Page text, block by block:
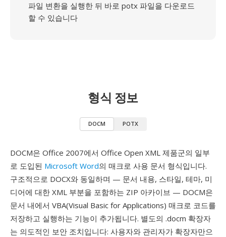
파일 변환을 실행한 뒤 바로 potx 파일을 다운로드
할 수 있습니다
형식 정보
DOCM POTX
DOCM은 Office 2007에서 Office Open XML 제품군의 일부
로 도입된 Microsoft Word의 매크로 사용 문서 형식입니다.
구조적으로 DOCX와 동일하며 — 문서 내용, 스타일, 테마, 미
디어에 대한 XML 부분을 포함하는 ZIP 아카이브 — DOCM은
문서 내에서 VBA(Visual Basic for Applications) 매크로 코드를
저장하고 실행하는 기능이 추가됩니다. 별도의 .docm 확장자
는 의도적인 보안 조치입니다: 사용자와 관리자가 확장자만으